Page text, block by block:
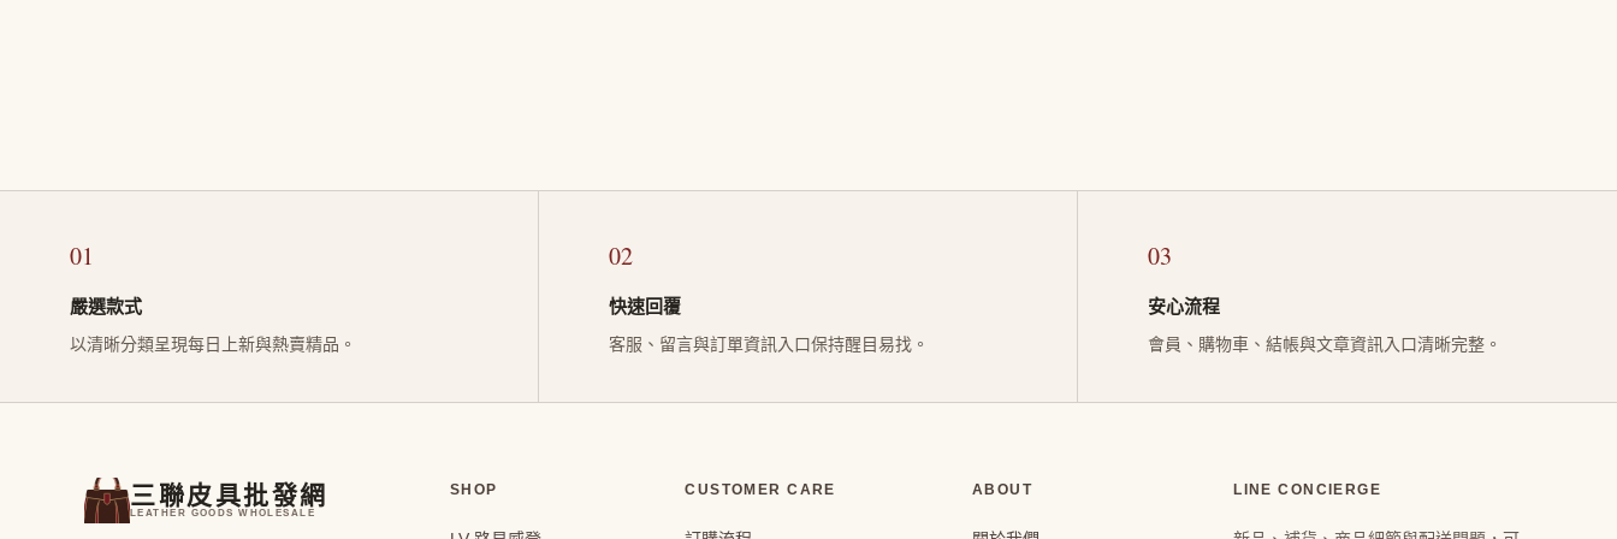
01
嚴選款式
以清晰分類呈現每日上新與熱賣精品。
02
快速回覆
客服、留言與訂單資訊入口保持醒目易找。
03
安心流程
會員、購物車、結帳與文章資訊入口清晰完整。
三聯皮具批發網
LEATHER GOODS WHOLESALE
SHOP CUSTOMER CARE ABOUT LINE CONCIERGE